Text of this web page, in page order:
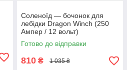
Соленоїд — бочонок для
лебідки Dragon Winch (250
Ампер / 12 вольт)
Готово до відправки
810 ₴ 1 035 ₴